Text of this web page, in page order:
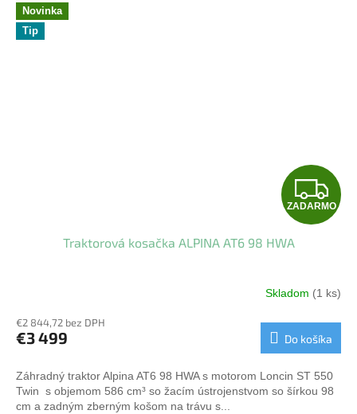
Novinka
Tip
Z
A
A
R
M
O
ZADARMO
Traktorová kosačka ALPINA AT6 98 HWA
Skladom (1 ks)
€2 844,72 bez DPH
€3 499 Do košíka
Záhradný traktor Alpina AT6 98 HWA s motorom Loncin ST 550
Twin s objemom 586 cm³ so žacím ústrojenstvom so šírkou 98
cm a zadným zberným košom na trávu s...